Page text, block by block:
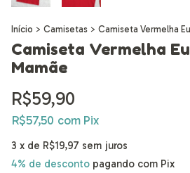
Início > Camisetas > Camiseta Vermelha
Camiseta Vermelha
Mamãe
R$59,90
R$57,50 com Pix
3 x de R$19,97 sem juros
4% de desconto pagando com Pix